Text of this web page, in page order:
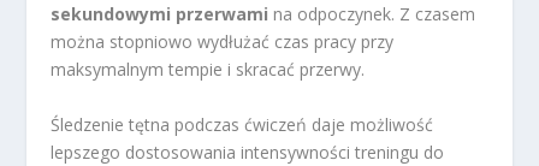
sekundowymi przerwami na odpoczynek. Z czasem
można stopniowo wydłużać czas pracy przy
maksymalnym tempie i skracać przerwy.
Śledzenie tętna podczas ćwiczeń daje możliwość
lepszego dostosowania intensywności treningu do